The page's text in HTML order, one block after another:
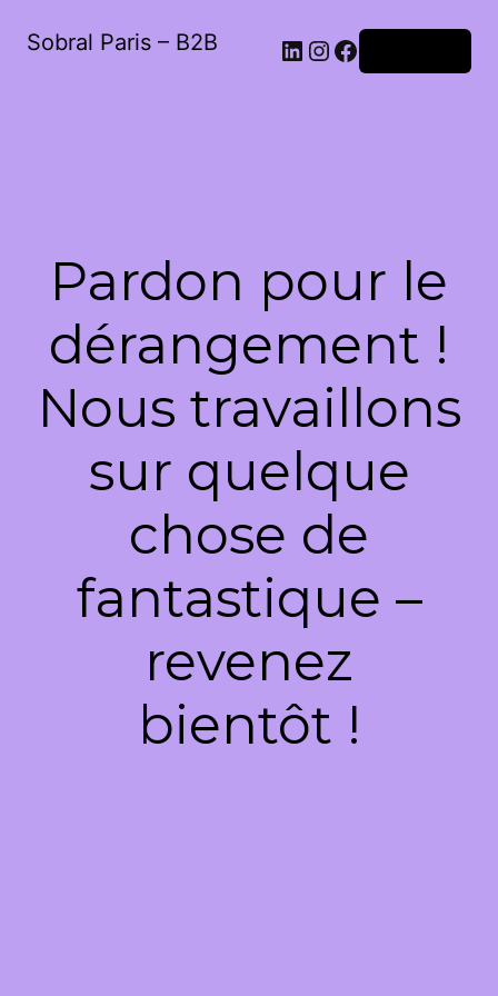
Sobral Paris – B2B LinkedIn
Instagram
Facebook
Pardon pour le
dérangement !
Nous travaillons
sur quelque
chose de
fantastique –
revenez
bientôt !